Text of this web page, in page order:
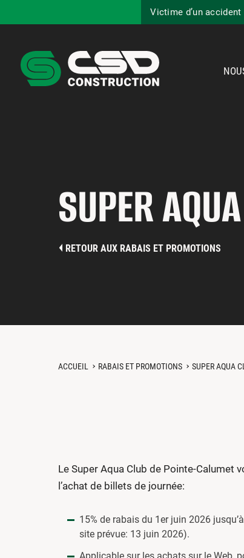
Victime d’un accident
SUPER
RETOUR AUX RABAIS ET PROMOTIONS
ACCUEIL RABAIS ET PROMOTIONS SUPER AQUA
Le Super Aqua Club de Pointe-Calumet
l’achat de billets de journée:
15% de rabais du 1er juin 2026
site prévue: 13 juin 2026).